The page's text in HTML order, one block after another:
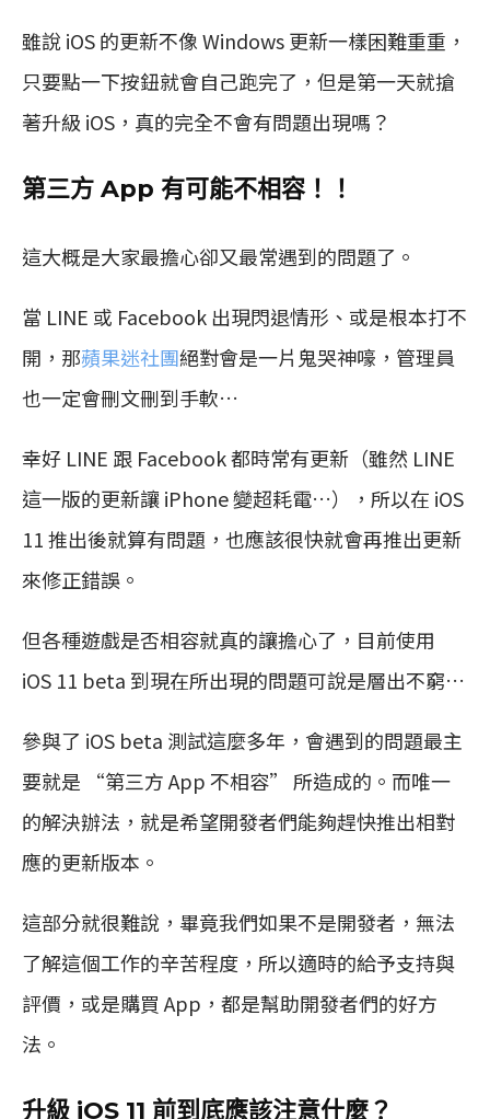
雖說 iOS 的更新不像 Windows 更新一樣困難重重，
只要點一下按鈕就會自己跑完了，但是第一天就搶
著升級 iOS，真的完全不會有問題出現嗎？
第三方 App 有可能不相容！！
這大概是大家最擔心卻又最常遇到的問題了。
當 LINE 或 Facebook 出現閃退情形、或是根本打不
開，那蘋果迷社團絕對會是一片鬼哭神嚎，管理員
也一定會刪文刪到手軟…
幸好 LINE 跟 Facebook 都時常有更新（雖然 LINE
這一版的更新讓 iPhone 變超耗電…），所以在 iOS
11 推出後就算有問題，也應該很快就會再推出更新
來修正錯誤。
但各種遊戲是否相容就真的讓擔心了，目前使用
iOS 11 beta 到現在所出現的問題可說是層出不窮…
參與了 iOS beta 測試這麼多年，會遇到的問題最主
要就是 “第三方 App 不相容” 所造成的。而唯一
的解決辦法，就是希望開發者們能夠趕快推出相對
應的更新版本。
這部分就很難說，畢竟我們如果不是開發者，無法
了解這個工作的辛苦程度，所以適時的給予支持與
評價，或是購買 App，都是幫助開發者們的好方
法。
升級 iOS 11 前到底應該注意什麼？